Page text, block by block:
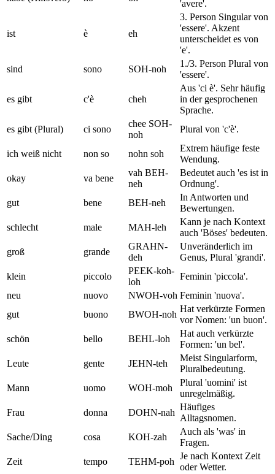
'avere'.
ist è eh
3. Person Singular von
'essere'. Akzent
unterscheidet es von
'e'.
sind
sono SOH-noh
1./3. Person Plural von
'essere'.
es gibt c'è cheh
Aus 'ci è'. Sehr häufig
in der gesprochenen
Sprache.
es gibt (Plural)
ci sono
chee SOH-
noh
Plural von 'c'è'.
ich weiß nicht non so nohn soh
Extrem häufige feste
Wendung.
okay
va bene
vah BEH-
neh
Bedeutet auch 'es ist in
Ordnung'.
gut
bene BEH-neh
In Antworten und
Bewertungen.
schlecht
male MAH-leh
Kann je nach Kontext
auch 'Böses' bedeuten.
groß
grande
GRAHN-
deh
Unveränderlich im
Genus, Plural 'grandi'.
klein
piccolo
PEEK-koh-
loh
Feminin 'piccola'.
neu
nuovo NWOH-voh Feminin 'nuova'.
gut
buono BWOH-noh
Hat verkürzte Formen
vor Nomen: 'un buon'.
schön
bello BEHL-loh
Hat auch verkürzte
Formen: 'un bel'.
Leute
gente JEHN-teh
Meist Singularform,
Pluralbedeutung.
Mann
uomo WOH-moh
Plural 'uomini' ist
unregelmäßig.
Frau
donna DOHN-nah
Häufiges
Alltagsnomen.
Sache/Ding
cosa KOH-zah
Auch als 'was' in
Fragen.
Zeit
tempo TEHM-poh
Je nach Kontext Zeit
oder Wetter.